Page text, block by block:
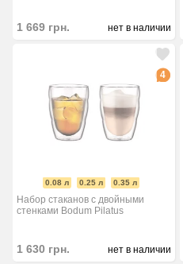
1 669 грн. нет в наличии
4
0.08 л 0.25 л 0.35 л
Набор стаканов с двойными
стенками Bodum Pilatus
1 630 грн. нет в наличии